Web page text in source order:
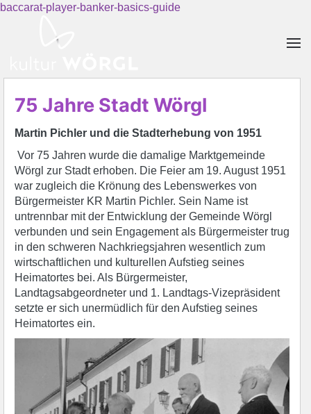
baccarat-player-banker-basics-guide
75 Jahre Stadt Wörgl
Martin Pichler und die Stadterhebung von 1951
Vor 75 Jahren wurde die damalige Marktgemeinde
Wörgl zur Stadt erhoben. Die Feier am 19. August 1951
war zugleich die Krönung des Lebenswerkes von
Bürgermeister KR Martin Pichler. Sein Name ist
untrennbar mit der Entwicklung der Gemeinde Wörgl
verbunden und sein Engagement als Bürgermeister trug
in den schweren Nachkriegsjahren wesentlich zum
wirtschaftlichen und kulturellen Aufstieg seines
Heimatortes bei. Als Bürgermeister,
Landtagsabgeordneter und 1. Landtags-Vizepräsident
setzte er sich unermüdlich für den Aufstieg seines
Heimatortes ein.